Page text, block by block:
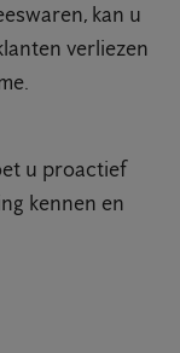
kan u
verliezen
u proactief
kennen en